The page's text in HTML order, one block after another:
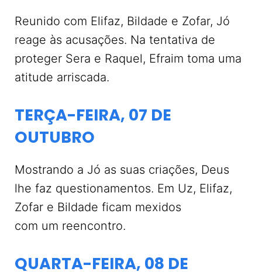
Reunido com Elifaz, Bildade e Zofar, Jó
reage às acusações. Na tentativa de
proteger Sera e Raquel, Efraim toma uma
atitude arriscada.
TERÇA-FEIRA, 07 DE
OUTUBRO
Mostrando a Jó as suas criações, Deus
lhe faz questionamentos. Em Uz, Elifaz,
Zofar e Bildade ficam mexidos
com um reencontro.
QUARTA-FEIRA, 08 DE